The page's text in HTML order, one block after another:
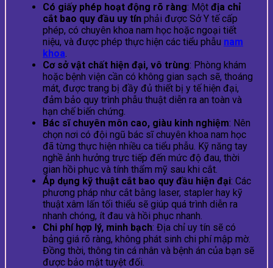
Có giấy phép hoạt động rõ ràng: Một địa chỉ
cắt bao quy đầu uy tín phải được Sở Y tế cấp
phép, có chuyên khoa nam học hoặc ngoại tiết
niệu, và được phép thực hiện các tiểu phẫu nam
khoa
Cơ sở vật chất hiện đại, vô trùng: Phòng khám
hoặc bệnh viện cần có không gian sạch sẽ, thoáng
mát, được trang bị đầy đủ thiết bị y tế hiện đại,
đảm bảo quy trình phẫu thuật diễn ra an toàn và
hạn chế biến chứng.
Bác sĩ chuyên môn cao, giàu kinh nghiệm: Nên
chọn nơi có đội ngũ bác sĩ chuyên khoa nam học
đã từng thực hiện nhiều ca tiểu phẫu. Kỹ năng tay
nghề ảnh hưởng trực tiếp đến mức độ đau, thời
gian hồi phục và tính thẩm mỹ sau khi cắt.
Áp dụng kỹ thuật cắt bao quy đầu hiện đại: Các
phương pháp như cắt bằng laser, stapler hay kỹ
thuật xâm lấn tối thiểu sẽ giúp quá trình diễn ra
nhanh chóng, ít đau và hồi phục nhanh.
Chi phí hợp lý, minh bạch: Địa chỉ uy tín sẽ có
bảng giá rõ ràng, không phát sinh chi phí mập mờ.
Đồng thời, thông tin cá nhân và bệnh án của bạn sẽ
được bảo mật tuyệt đối.